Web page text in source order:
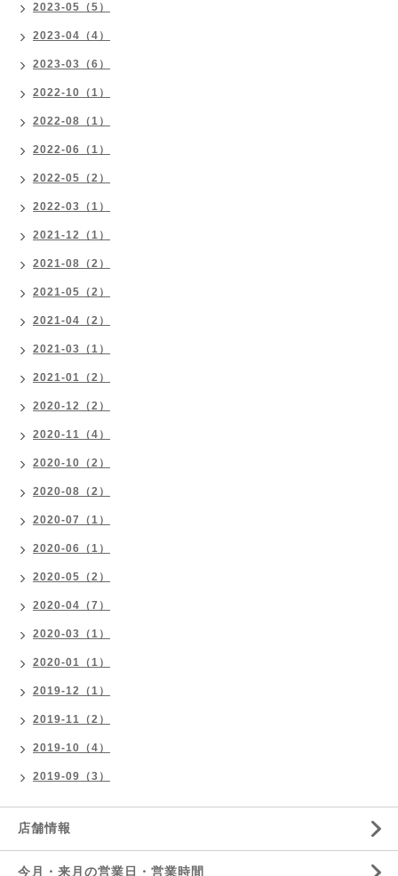
2023-05（5）
2023-04（4）
2023-03（6）
2022-10（1）
2022-08（1）
2022-06（1）
2022-05（2）
2022-03（1）
2021-12（1）
2021-08（2）
2021-05（2）
2021-04（2）
2021-03（1）
2021-01（2）
2020-12（2）
2020-11（4）
2020-10（2）
2020-08（2）
2020-07（1）
2020-06（1）
2020-05（2）
2020-04（7）
2020-03（1）
2020-01（1）
2019-12（1）
2019-11（2）
2019-10（4）
2019-09（3）
店舗情報
今月・来月の営業日・営業時間